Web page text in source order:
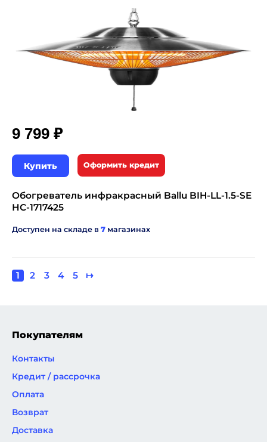
9 799 ₽
Купить Оформить кредит
Обогреватель инфракрасный Ballu BIH-LL-1.5-SE
НС-1717425
Доступен на складе в 7 магазинах
Нумерация
Текущая
1 Page
2 Page
3 Page
4 Page
5
Следующая
↦
Покупателям
Контакты
Кредит / рассрочка
Оплата
Возврат
Доставка